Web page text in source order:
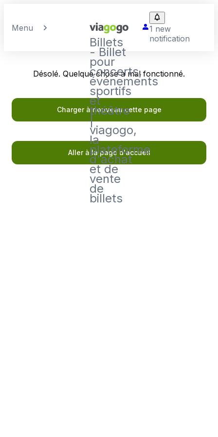
Menu
Billets
- Billet
pour
concerts,
événements
sportifs
et
théâtre
|
viagogo,
la
plateforme
d'achat
et de
vente
de
billets
1 new
notification
Désolé. Quelque chose a mal fonctionné.
Charger à nouveau cette page
Aller à la page d'accueil